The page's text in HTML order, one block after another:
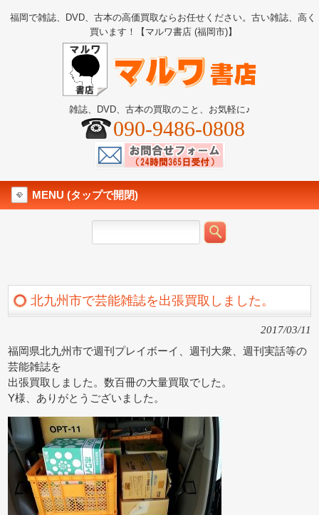
福岡で雑誌、DVD、古本の高価買取ならお任せください。古い雑誌、高く
買います！【マルワ書店 (福岡市)】
雑誌、DVD、古本の買取のこと、お気軽に♪
090-9486-0808
MENU (タップで開閉)
北九州市で芸能雑誌を出張買取しました。
2017/03/11
福岡県北九州市で週刊プレイボーイ、週刊大衆、週刊実話等の
芸能雑誌を
出張買取しました。数百冊の大量買取でした。
Y様、ありがとうございました。